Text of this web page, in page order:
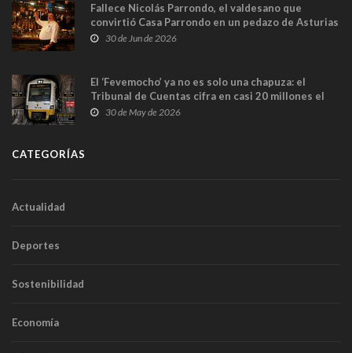
Fallece Nicolás Parrondo, el valdesano que
convirtió Casa Parrondo en un pedazo de Asturias
en Madrid
30 de Jun de 2026
El ‘Fevemocho’ ya no es solo una chapuza: el
Tribunal de Cuentas cifra en casi 20 millones el
sobrecoste de los trenes que no cabían por los
30 de May de 2026
CATEGORÍAS
Actualidad
Deportes
Sostenibilidad
Economía